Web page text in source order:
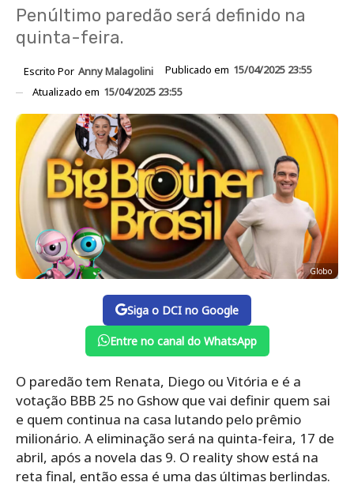
Penúltimo paredão será definido na
quinta-feira.
Escrito Por Anny Malagolini Publicado em 15/04/2025 23:55
Atualizado em 15/04/2025 23:55
Globo
Siga o DCI no Google
Entre no canal do WhatsApp
O paredão tem Renata, Diego ou Vitória e é a
votação BBB 25 no Gshow que vai definir quem sai
e quem continua na casa lutando pelo prêmio
milionário. A eliminação será na quinta-feira, 17 de
abril, após a novela das 9. O reality show está na
reta final, então essa é uma das últimas berlindas.